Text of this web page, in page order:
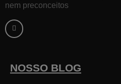
nem preconceitos
a
c
e
k
-
NOSSO BLOG